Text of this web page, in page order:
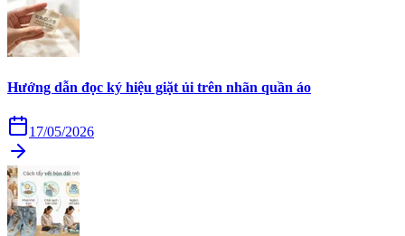
Hướng dẫn đọc ký hiệu giặt ủi trên nhãn quần áo
17/05/2026